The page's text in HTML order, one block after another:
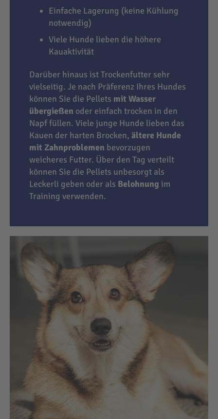
Einfache Lagerung (keine Kühlung
notwendig)
Viele Hunde lieben die höhere
Kauaktivität
Darüber hinaus ist Trockenfutter sehr
vielseitig. Je nach Präferenz Ihres Hundes
können Sie die Pellets mit Wasser
übergießen oder einfach trocken in den
Napf füllen. Viele junge Hunde lieben das
Kauen der harten Brocken, ältere Hunde
mit Zahnproblemen bevorzugen
weicheres Futter. Über den Tag verteilt
können Sie die Pellets unbesorgt als
Leckerli geben oder als Belohnung im
Training verwenden.